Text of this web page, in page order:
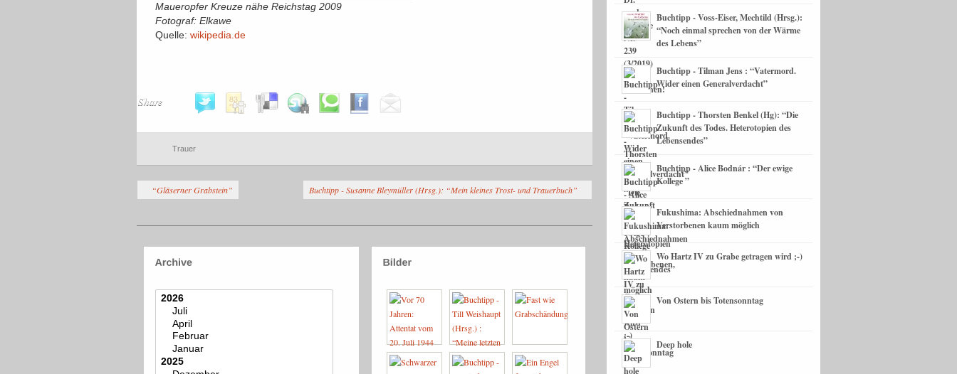
Maueropfer Kreuze nähe Reichstag 2009
Fotograf: Elkawe
Quelle: wikipedia.de
Share
Trauer
“Gläserner Grabstein” Buchtipp - Susanne Bleymüller (Hrsg.): “Mein kleines Trost- und Trauerbuch”
Buchtipp - Voss-Eiser, Mechtild (Hrsg.):
“Noch einmal sprechen von der Wärme
des Lebens”
Buchtipp - Tilman Jens : “Vatermord.
Wider einen Generalverdacht”
Buchtipp - Thorsten Benkel (Hg): “Die
Zukunft des Todes. Heterotopien des
Lebensendes”
Buchtipp - Alice Bodnár : “Der ewige
Kollege ”
Fukushima: Abschiednahmen von
Verstorbenen kaum möglich
Wo Hartz IV zu Grabe getragen wird ;-)
Von Ostern bis Totensonntag
Deep hole